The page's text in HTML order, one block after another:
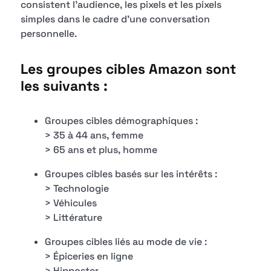
consistent l'audience, les pixels et les pixels
simples dans le cadre d'une conversation
personnelle.
Les groupes cibles Amazon sont
les suivants :
Groupes cibles démographiques :
> 35 à 44 ans, femme
> 65 ans et plus, homme
Groupes cibles basés sur les intérêts :
> Technologie
> Véhicules
> Littérature
Groupes cibles liés au mode de vie :
> Épiceries en ligne